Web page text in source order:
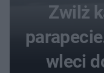
Zwilż
wleci